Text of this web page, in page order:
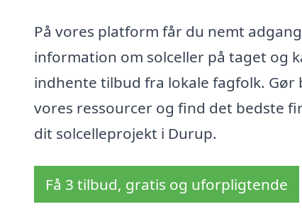
På vores platform får du nemt
information om solceller på taget og
indhente tilbud fra lokale fagfolk. Gør
vores ressourcer og find det bedste
dit solcelleprojekt i Durup.
Få 3 tilbud, gratis og uforpligtende